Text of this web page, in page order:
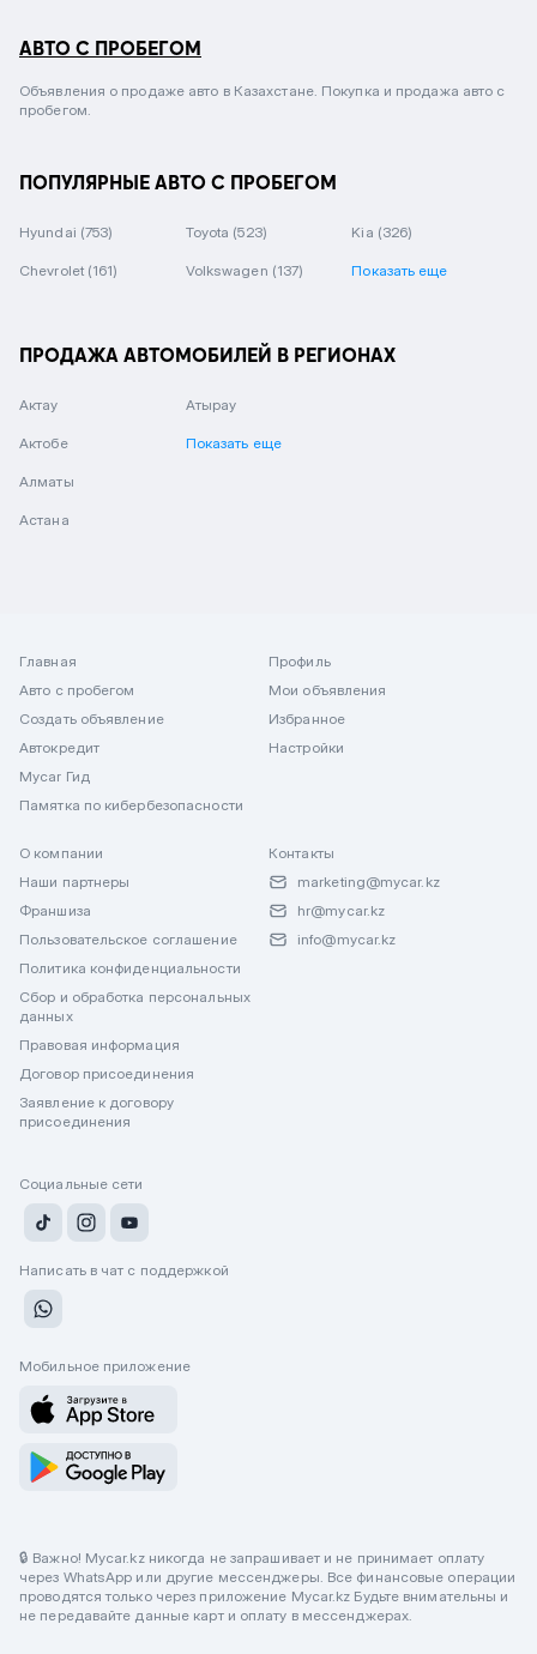
АВТО С ПРОБЕГОМ
Объявления о продаже авто в Казахстане. Покупка и продажа авто с
пробегом.
ПОПУЛЯРНЫЕ АВТО С ПРОБЕГОМ
Hyundai (753) Toyota (523) Kia (326)
Chevrolet (161) Volkswagen (137) Показать еще
ПРОДАЖА АВТОМОБИЛЕЙ В РЕГИОНАХ
Актау
Актобе
Алматы
Астана
Атырау
Показать еще
Главная
Авто с пробегом
Создать объявление
Автокредит
Mycar Гид
Памятка по кибербезопасности
Профиль
Мои объявления
Избранное
Настройки
О компании
Наши партнеры
Франшиза
Пользовательское соглашение
Политика конфиденциальности
Сбор и обработка персональных
данных
Правовая информация
Договор присоединения
Заявление к договору
присоединения
Контакты
marketing@mycar.kz
hr@mycar.kz
info@mycar.kz
Социальные сети
Написать в чат с поддержкой
Мобильное приложение
🔒 Важно! Mycar.kz никогда не запрашивает и не принимает оплату
через WhatsApp или другие мессенджеры. Все финансовые операции
проводятся только через приложение Mycar.kz Будьте внимательны и
не передавайте данные карт и оплату в мессенджерах.